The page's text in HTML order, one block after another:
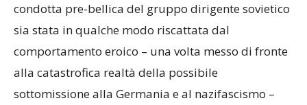
condotta pre-bellica del gruppo dirigente sovietico
sia stata in qualche modo riscattata dal
comportamento eroico – una volta messo di fronte
alla catastrofica realtà della possibile
sottomissione alla Germania e al nazifascismo –